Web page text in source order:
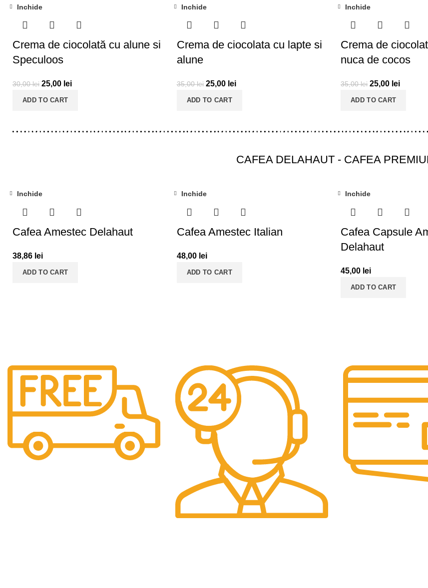
Inchide
Crema de ciocolată cu alune si
Speculoos
30,00lei 25,00 lei
ADD TO CART
Inchide
Crema de ciocolata cu lapte si
alune
35,00lei 25,00 lei
ADD TO CART
Inchide
Crema de
nuca de cocos
35,00lei 25,00 lei
ADD TO CART
CAFEA DELAHAUT - CAFEA
Inchide
Cafea Amestec Delahaut
38,86 lei
ADD TO CART
Inchide
Cafea Amestec Italian
48,00 lei
ADD TO CART
Inchide
Cafea Capsule
Delahaut
45,00 lei
ADD TO CART